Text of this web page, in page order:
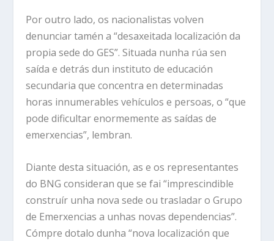
Por outro lado, os nacionalistas volven
denunciar tamén a “desaxeitada localización da
propia sede do GES”. Situada nunha rúa sen
saída e detrás dun instituto de educación
secundaria que concentra en determinadas
horas innumerables vehículos e persoas, o “que
pode dificultar enormemente as saídas de
emerxencias”, lembran.
Diante desta situación, as e os representantes
do BNG consideran que se fai “imprescindible
construír unha nova sede ou trasladar o Grupo
de Emerxencias a unhas novas dependencias”.
Cómpre dotalo dunha “nova localización que